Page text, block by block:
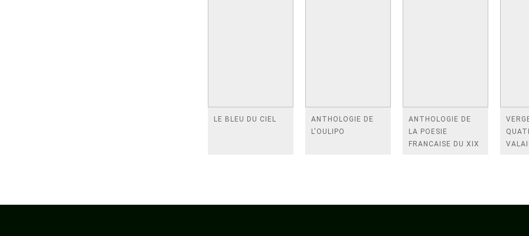
LE BLEU DU CIEL
ANTHOLOGIE DE
L'OULIPO
ANTHOLOGIE DE
LA POESIE
FRANCAISE DU XIX